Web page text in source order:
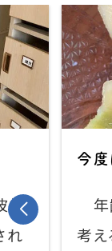
姫
れ
今度
年
考え